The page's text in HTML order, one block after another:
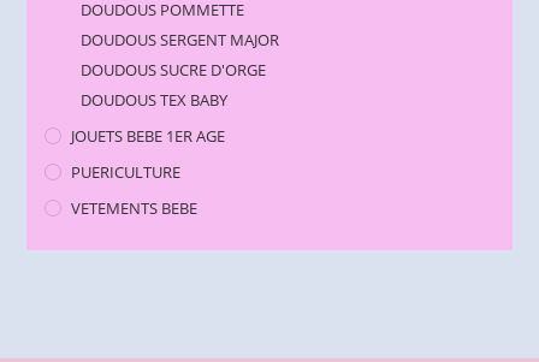
DOUDOUS POMMETTE
DOUDOUS SERGENT MAJOR
DOUDOUS SUCRE D'ORGE
DOUDOUS TEX BABY
JOUETS BEBE 1ER AGE
PUERICULTURE
VETEMENTS BEBE